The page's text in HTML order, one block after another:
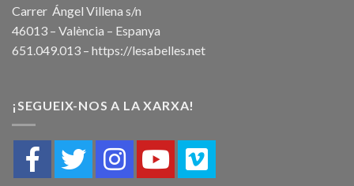
Carrer Ángel Villena s/n
46013 – València – Espanya
651.049.013 – https://lesabelles.net
¡SEGUEIX-NOS A LA XARXA!